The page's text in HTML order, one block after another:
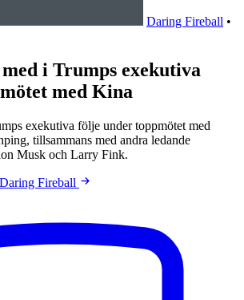
Daring Fireball •
i Trumps exekutiva
med Kina
exekutiva följe under toppmötet med
tillsammans med andra ledande
Musk och Larry Fink.
Fireball